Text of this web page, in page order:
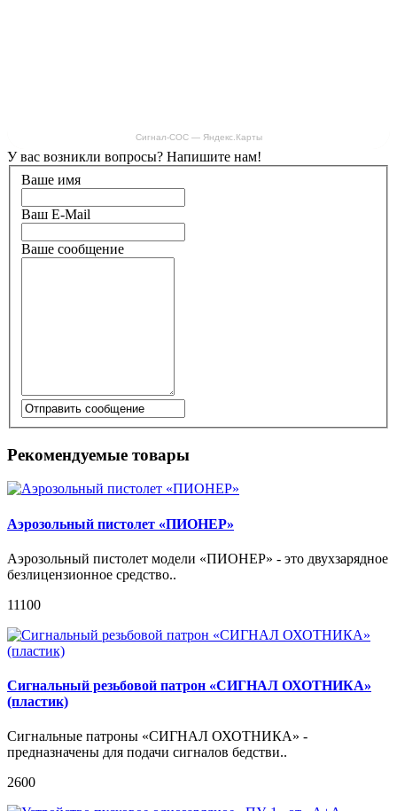
Сигнал-СОС — Яндекс.Карты
У вас возникли вопросы? Напишите нам!
Ваше имя
Ваш E-Mail
Ваше сообщение
Рекомендуемые товары
Аэрозольный пистолет «ПИОНЕР»
Аэрозольный пистолет модели «ПИОНЕР» - это двухзарядное
безлицензионное средство..
11100
Сигнальный резьбовой патрон «СИГНАЛ ОХОТНИКА»
(пластик)
Сигнальные патроны «СИГНАЛ ОХОТНИКА» -
предназначены для подачи сигналов бедстви..
2600